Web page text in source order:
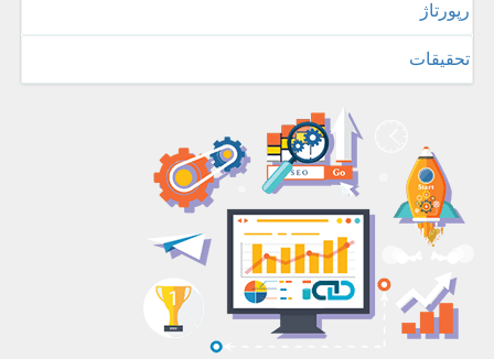
رپورتاژ
تحقیقات